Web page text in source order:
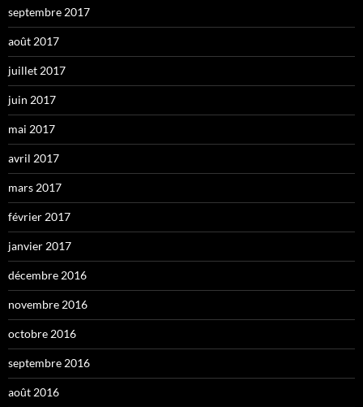
septembre 2017
août 2017
juillet 2017
juin 2017
mai 2017
avril 2017
mars 2017
février 2017
janvier 2017
décembre 2016
novembre 2016
octobre 2016
septembre 2016
août 2016